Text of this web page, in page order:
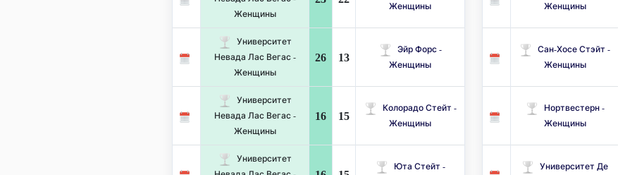
Женщины
Женщины
Университет
Невада Лас Вегас -
Женщины
26 13
Эйр Форс -
Женщины
Университет
Невада Лас Вегас -
Женщины
16 15
Колорадо Стейт -
Женщины
Университет
Юта Стейт -
Женщины
Сан-Хосе Стэйт -
Женщины
Нортвестерн -
Женщины
Университет Де